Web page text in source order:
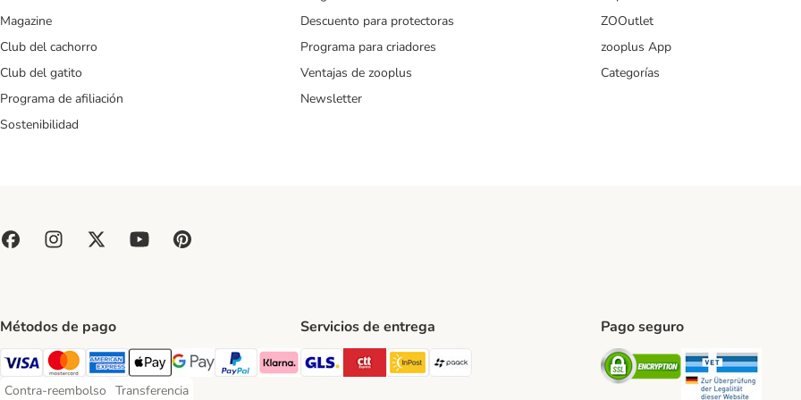
Magazine
Club del cachorro
Club del gatito
Programa de afiliación
Sostenibilidad
Descuento para protectoras
Programa para criadores
Ventajas de zooplus
Newsletter
ZOOutlet
zooplus App
Categorías
Métodos de pago
Visa Payment Method
Mastercard Payment Method
American Express Payment Method
Apple Pay Payment Method
Google Pay Payment Method
PayPal Payment Method
Klarna Payment Method
Contra-reembolso Transferencia
Servicios de entrega
GLS Shipping Method
CTTExpress Shipping Method
InPost Shipping Method
paack Shipping Method
Pago seguro
Security